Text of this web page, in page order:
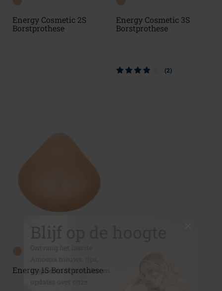
Blijf op de hoogte
inspirerende verhalen en
updates over onze
Energy Cosmetic 2S
Borstprothese
Energy Cosmetic 3S
Borstprothese
(2)
Energy 1S Borstprothese